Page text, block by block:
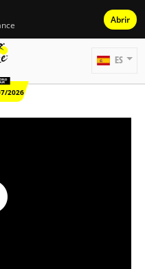
Abrir
2026
ES